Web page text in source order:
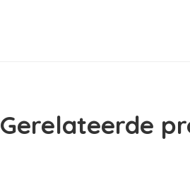
Gerelateerde